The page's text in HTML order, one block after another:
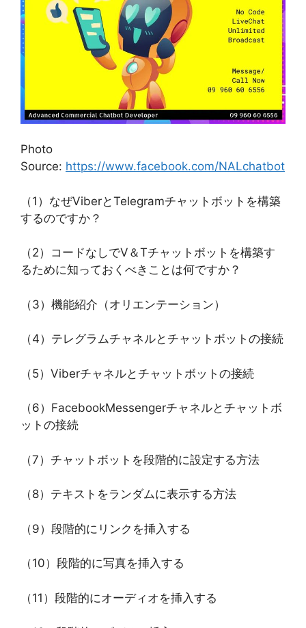
Photo
Source: https://www.facebook.com/NALchatbot
（1）なぜViberとTelegramチャットボットを構築
するのですか？
（2）コードなしでV＆Tチャットボットを構築す
るために知っておくべきことは何ですか？
（3）機能紹介（オリエンテーション）
（4）テレグラムチャネルとチャットボットの接続
（5）Viberチャネルとチャットボットの接続
（6）FacebookMes​​sengerチャネルとチャットボ
ットの接続
（7）チャットボットを段階的に設定する方法
（8）テキストをランダムに表示する方法
（9）段階的にリンクを挿入する
（10）段階的に写真を挿入する
（11）段階的にオーディオを挿入する